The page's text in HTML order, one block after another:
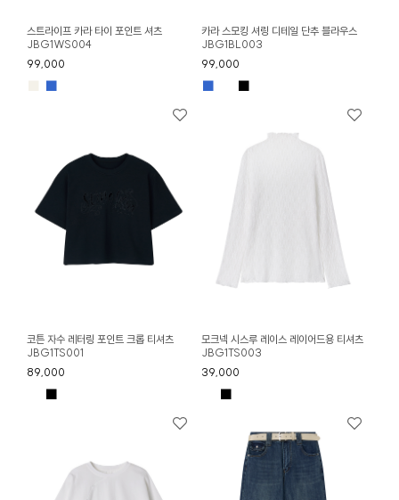
스트라이프 카라 타이 포인트 셔츠
JBG1WS004
99,000
■
카라 스모킹 셔링 디테일 단추 블라우스
JBG1BL003
99,000
■ ■
코튼 자수 레터링 포인트 크롭 티셔츠
JBG1TS001
89,000
■
모크넥 시스루 레이스 레이어드용 티셔츠
JBG1TS003
39,000
■